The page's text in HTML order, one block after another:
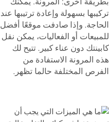
تركيبها بسهولة وإعادة ترتيبها عند
الحاجة. وإذا صادفت موقعًا أفضل
للمبيعات أو الفعاليات، يمكن نقل
كابينتك دون عناء كبير. تتيح لك
هذه المرونة الاستفادة من
الفرص المختلفة حالما تظهر.